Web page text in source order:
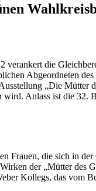
die
Abgeordneten
„Die
Anlass ist die 32.
Frauen, die sich in
der „Mütter des
Kollegs, das vom